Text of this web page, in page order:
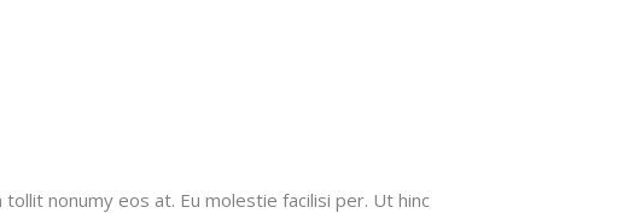
nonumy eos at. Eu molestie facilisi per. Ut hinc